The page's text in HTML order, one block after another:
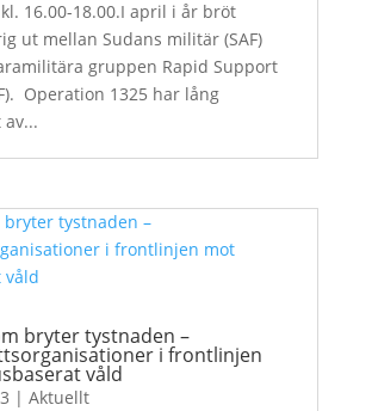
16.00-18.00.I april i år bröt
ut mellan Sudans militär (SAF)
gruppen Rapid Support
Operation 1325 har lång
bryter tystnaden –
i frontlinjen
våld
| Aktuellt